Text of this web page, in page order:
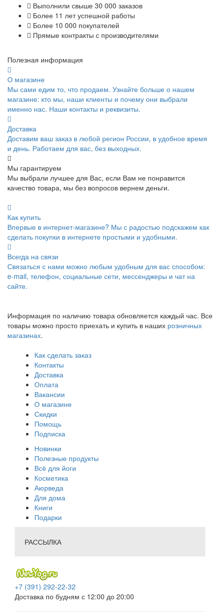
Выполнили свыше 30 000 заказов
Более 11 лет успешной работы
Более 10 000 покупателей
Прямые контракты с производителями
Полезная информация
О магазине
Мы сами едим то, что продаем. Узнайте больше о нашем
магазине: кто мы, наши клиенты и почему они выбрали
именно нас. Наши контакты и реквизиты.
Доставка
Доставим ваш заказ в любой регион России, в удобное время
и день. Работаем для вас, без выходных.
Мы гарантируем
Мы выбрали лучшее для Вас, если Вам не понравится
качество товара, мы без вопросов вернем деньги.
Как купить
Впервые в интернет-магазине? Мы с радостью подскажем как
сделать покупки в интернете простыми и удобными.
Всегда на связи
Связаться с нами можно любым удобным для вас способом:
e-mail, телефон, социальные сети, мессенджеры и чат на
сайте.
Информация по наличию товара обновляется каждый час. Все
товары можно просто приехать и купить в наших розничных
магазинах.
Как сделать заказ
Контакты
Доставка
Оплата
Вакансии
О магазине
Скидки
Помощь
Подписка
Новинки
Полезные продукты
Всё для йоги
Косметика
Аюрведа
Для дома
Книги
Подарки
РАССЫЛКА
+7 (391) 292-22-32
Доставка по будням с 12:00 до 20:00